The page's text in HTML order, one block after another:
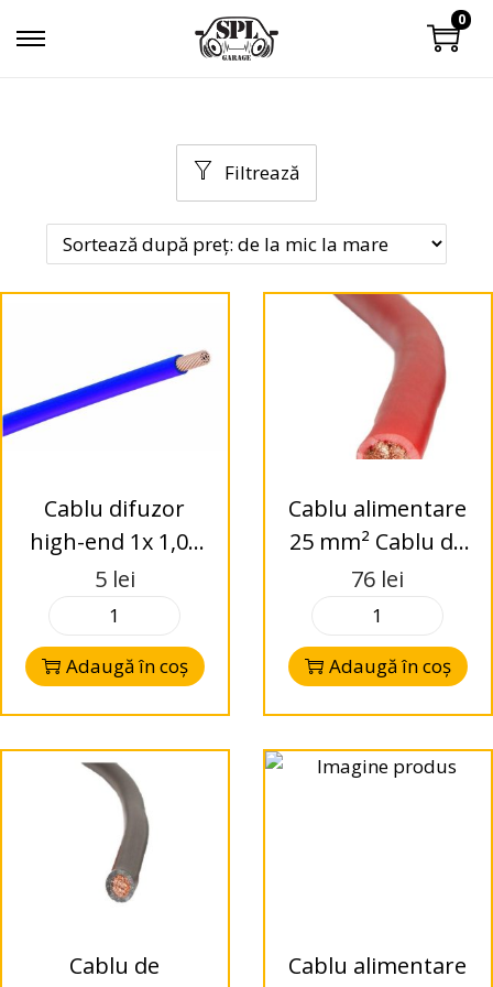
0
Filtrează
Cablu difuzor
high-end 1x 1,00
mm²x1m cablu
flexibil Z-FLRY
1.0BU Audio
System
5 lei
Adaugă în coș
Cablu alimentare
25 mm² Cablu de
alimentare de
înaltă
performanță
Cablu de
alimentare de 25
„soft-touch” extr
76 lei
Adaugă în coș
Cablu de
Cablu alimentare